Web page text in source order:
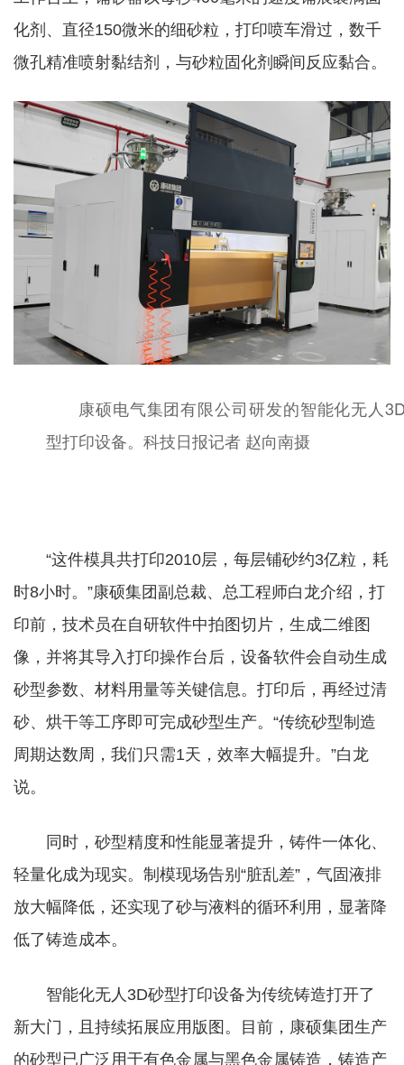
化剂、直径150微米的细砂粒，打印喷车滑过，数千
微孔精准喷射黏结剂，与砂粒固化剂瞬间反应黏合。
康硕电气集团有限公司研发的智能化无人
型打印设备。科技日报记者 赵向南摄
“这件模具共打印2010层，每层铺砂约3亿粒，耗
时8小时。”康硕集团副总裁、总工程师白龙介绍，打
印前，技术员在自研软件中拍图切片，生成二维图
像，并将其导入打印操作台后，设备软件会自动生成
砂型参数、材料用量等关键信息。打印后，再经过清
砂、烘干等工序即可完成砂型生产。“传统砂型制造
周期达数周，我们只需1天，效率大幅提升。”白龙
说。
同时，砂型精度和性能显著提升，铸件一体化、
轻量化成为现实。制模现场告别“脏乱差”，气固液排
放大幅降低，还实现了砂与液料的循环利用，显著降
低了铸造成本。
智能化无人3D砂型打印设备为传统铸造打开了
新大门，且持续拓展应用版图。目前，康硕集团生产
的砂型已广泛用于有色金属与黑色金属铸造，铸造产